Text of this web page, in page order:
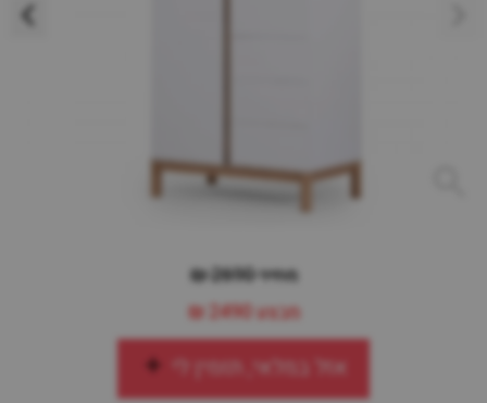
מחיר 2690 ₪
מבצע
אזל במלאי, תזמין לי